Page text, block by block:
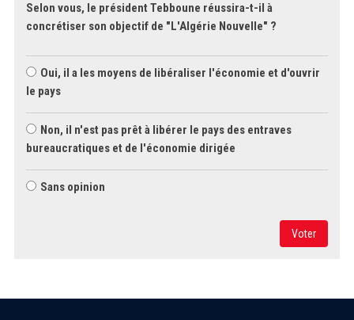
Selon vous, le président Tebboune réussira-t-il à
concrétiser son objectif de "L'Algérie Nouvelle" ?
Oui, il a les moyens de libéraliser l'économie et d'ouvrir
le pays
Non, il n'est pas prêt à libérer le pays des entraves
bureaucratiques et de l'économie dirigée
Sans opinion
Voter